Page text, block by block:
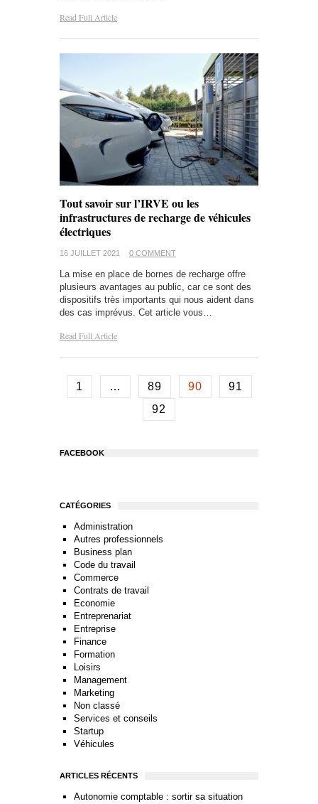
Read Full Article
Tout savoir sur l’IRVE ou les
infrastructures de recharge de véhicules
électriques
16 JUILLET 2021 0 COMMENT
La mise en place de bornes de recharge offre
plusieurs avantages au public, car ce sont des
dispositifs très importants qui nous aident dans
des cas imprévus. Cet article vous…
Read Full Article
1 … 89 90
91
92
FACEBOOK
CATÉGORIES
Administration
Autres professionnels
Business plan
Code du travail
Commerce
Contrats de travail
Economie
Entreprenariat
Entreprise
Finance
Formation
Loisirs
Management
Marketing
Non classé
Services et conseils
Startup
Véhicules
ARTICLES RÉCENTS
Autonomie comptable : sortir sa situation